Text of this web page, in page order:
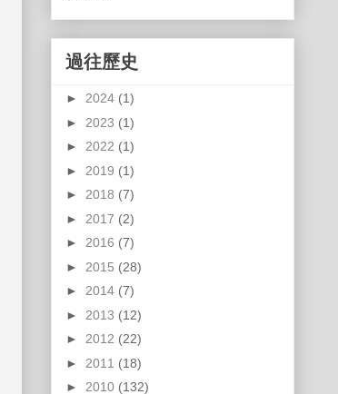
過往歷史
► 2024 (1)
► 2023 (1)
► 2022 (1)
► 2019 (1)
► 2018 (7)
► 2017 (2)
► 2016 (7)
► 2015 (28)
► 2014 (7)
► 2013 (12)
► 2012 (22)
► 2011 (18)
► 2010 (132)